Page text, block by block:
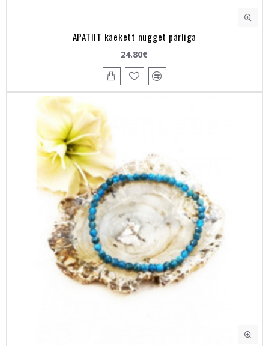
APATIIT käekett nugget pärliga
24.80€